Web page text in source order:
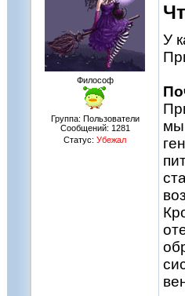
Философ
Группа: Пользователи
Сообщений: 1281
Статус: Убежал
У